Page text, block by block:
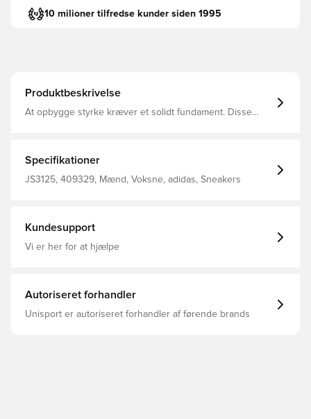
10 milioner tilfredse kunder siden 1995
Produktbeskrivelse
At opbygge styrke kræver et solidt fundament. Disse
Torsion System med TPU-mellemfod giver støtte til
dynamiske bevægelser. Mesh-overdelen holder dine
fødder afkølede og veltilpasse, når du gennemfører dine
Specifikationer
JS3125, 409329, Mænd, Voksne, adidas, Sneakers
Kundesupport
Vi er her for at hjælpe
Autoriseret forhandler
Unisport er autoriseret forhandler af førende brands